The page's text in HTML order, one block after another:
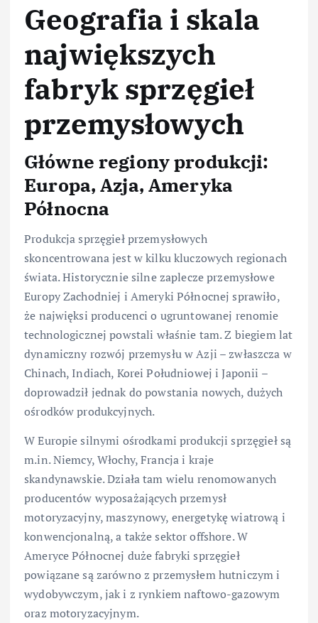
Geografia i skala
największych
fabryk sprzęgieł
przemysłowych
Główne regiony produkcji:
Europa, Azja, Ameryka
Północna
Produkcja sprzęgieł przemysłowych
skoncentrowana jest w kilku kluczowych regionach
świata. Historycznie silne zaplecze przemysłowe
Europy Zachodniej i Ameryki Północnej sprawiło,
że najwięksi producenci o ugruntowanej renomie
technologicznej powstali właśnie tam. Z biegiem lat
dynamiczny rozwój przemysłu w Azji – zwłaszcza w
Chinach, Indiach, Korei Południowej i Japonii –
doprowadził jednak do powstania nowych, dużych
ośrodków produkcyjnych.
W Europie silnymi ośrodkami produkcji sprzęgieł są
m.in. Niemcy, Włochy, Francja i kraje
skandynawskie. Działa tam wielu renomowanych
producentów wyposażających przemysł
motoryzacyjny, maszynowy, energetykę wiatrową i
konwencjonalną, a także sektor offshore. W
Ameryce Północnej duże fabryki sprzęgieł
powiązane są zarówno z przemysłem hutniczym i
wydobywczym, jak i z rynkiem naftowo-gazowym
oraz motoryzacyjnym.